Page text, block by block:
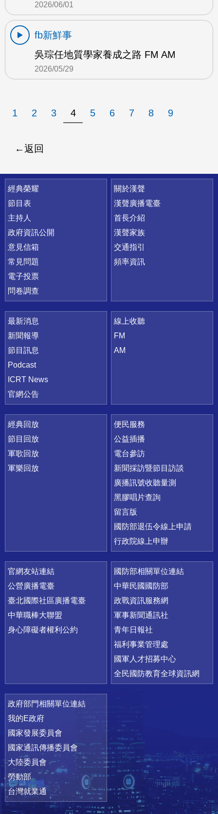
2026/06/01
fb新鮮事
吳琮任地質學家養成之路 FM AM
2026/05/29
1 2 3 4 5 6 7 8 9
返回
快速連結
經典榮耀
節目表
主持人
政府資訊公開
意見信箱
常見問題
電子投票
問卷調查
關於漢聲
漢聲廣播電臺
首長介紹
漢聲家族
交通指引
頻率資訊
最新消息
新聞報導
節目訊息
Podcast
ICRT News
官網公告
線上收聽
FM
AM
經典回放
節目回放
軍歌回放
軍樂回放
便民服務
公益插播
電台參訪
新聞採訪暨節目訪談
廣播訊號收聽量測
黑膠唱片查詢
留言版
國防部退伍令線上申請
行政院線上申辦
官網友站連結
公營廣播電臺
臺北國際社區廣播電臺
中華職棒大聯盟
身心障礙者權利公約
國防部相關單位連結
中華民國國防部
政戰資訊服務網
軍事新聞通訊社
青年日報社
福利事業管理處
國軍人才招募中心
全民國防教育全球資訊網
政府部門相關單位連結
我的E政府
國家發展委員會
國家通訊傳播委員會
大陸委員會
勞動部
台灣就業通